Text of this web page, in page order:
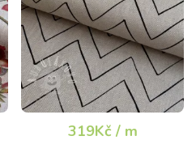
319Kč / m